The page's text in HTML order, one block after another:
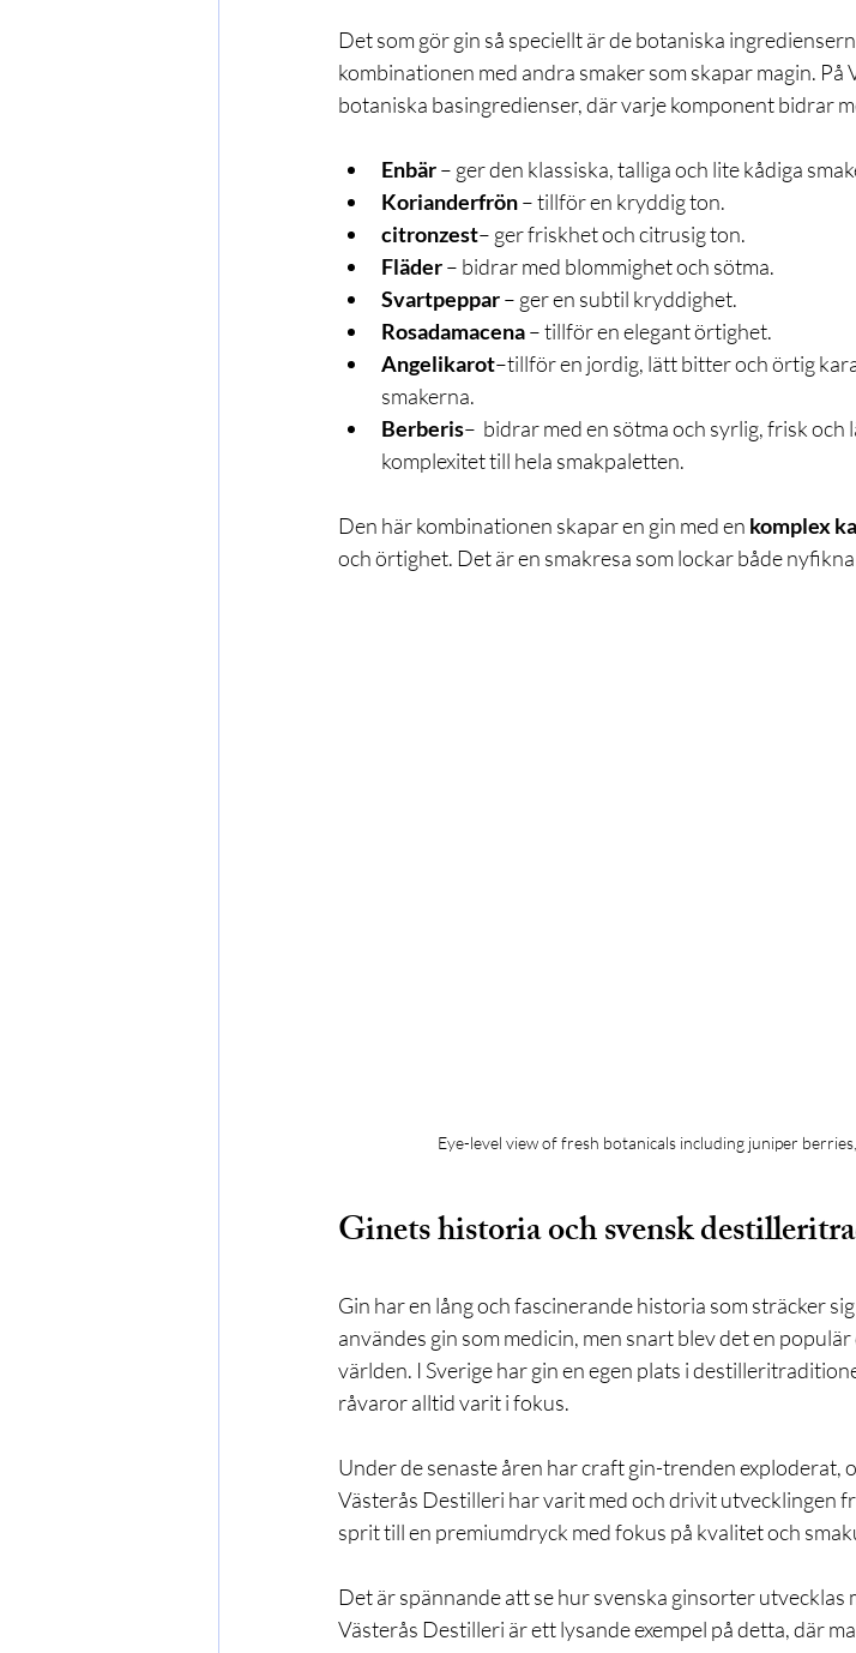
Det som gör gin så speciellt är de botaniska
kombinationen med andra smaker som skapar magin.
botaniska basingredienser, där varje komponent bidrar
Enbär – ger den klassiska, talliga och lite kådiga
Korianderfrön – tillför en kryddig ton.
citronzest– ger friskhet och citrusig ton.
Fläder – bidrar med blommighet och sötma.
Svartpeppar – ger en subtil kryddighet.
Rosadamacena – tillför en elegant örtighet.
Angelikarot–tillför en jordig, lätt bitter och örtig
smakerna.
Berberis–  bidrar med en sötma och syrlig, frisk
komplexitet till hela smakpaletten.
Den här kombinationen skapar en gin med en komplex
och örtighet. Det är en smakresa som lockar både
Eye-level view of fresh botanicals including juniper
Ginets historia och svensk
Gin har en lång och fascinerande historia som sträcker
användes gin som medicin, men snart blev det en
världen. I Sverige har gin en egen plats i
råvaror alltid varit i fokus.
Under de senaste åren har craft gin-trenden exploderat,
Västerås Destilleri har varit med och drivit utvecklingen
sprit till en premiumdryck med fokus på kvalitet och
Det är spännande att se hur svenska ginsorter utvecklas
Västerås Destilleri är ett lysande exempel på detta, där